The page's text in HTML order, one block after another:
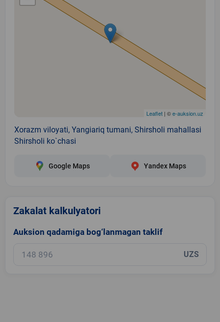
Leaflet | ©e-auksion.uz
Xorazm viloyati, Yangiariq tumani, Shirsholi mahallasi
Shirsholi ko`chasi
Google Maps Yandex Maps
Zakalat kalkulyatori
Auksion qadamiga bog‘lanmagan taklif
UZS